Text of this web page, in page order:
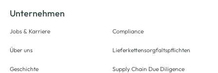
Unternehmen
Jobs & Karriere
Über uns
Geschichte
Compliance
Lieferkettensorgfaltspflichten
Supply Chain Due Diligence